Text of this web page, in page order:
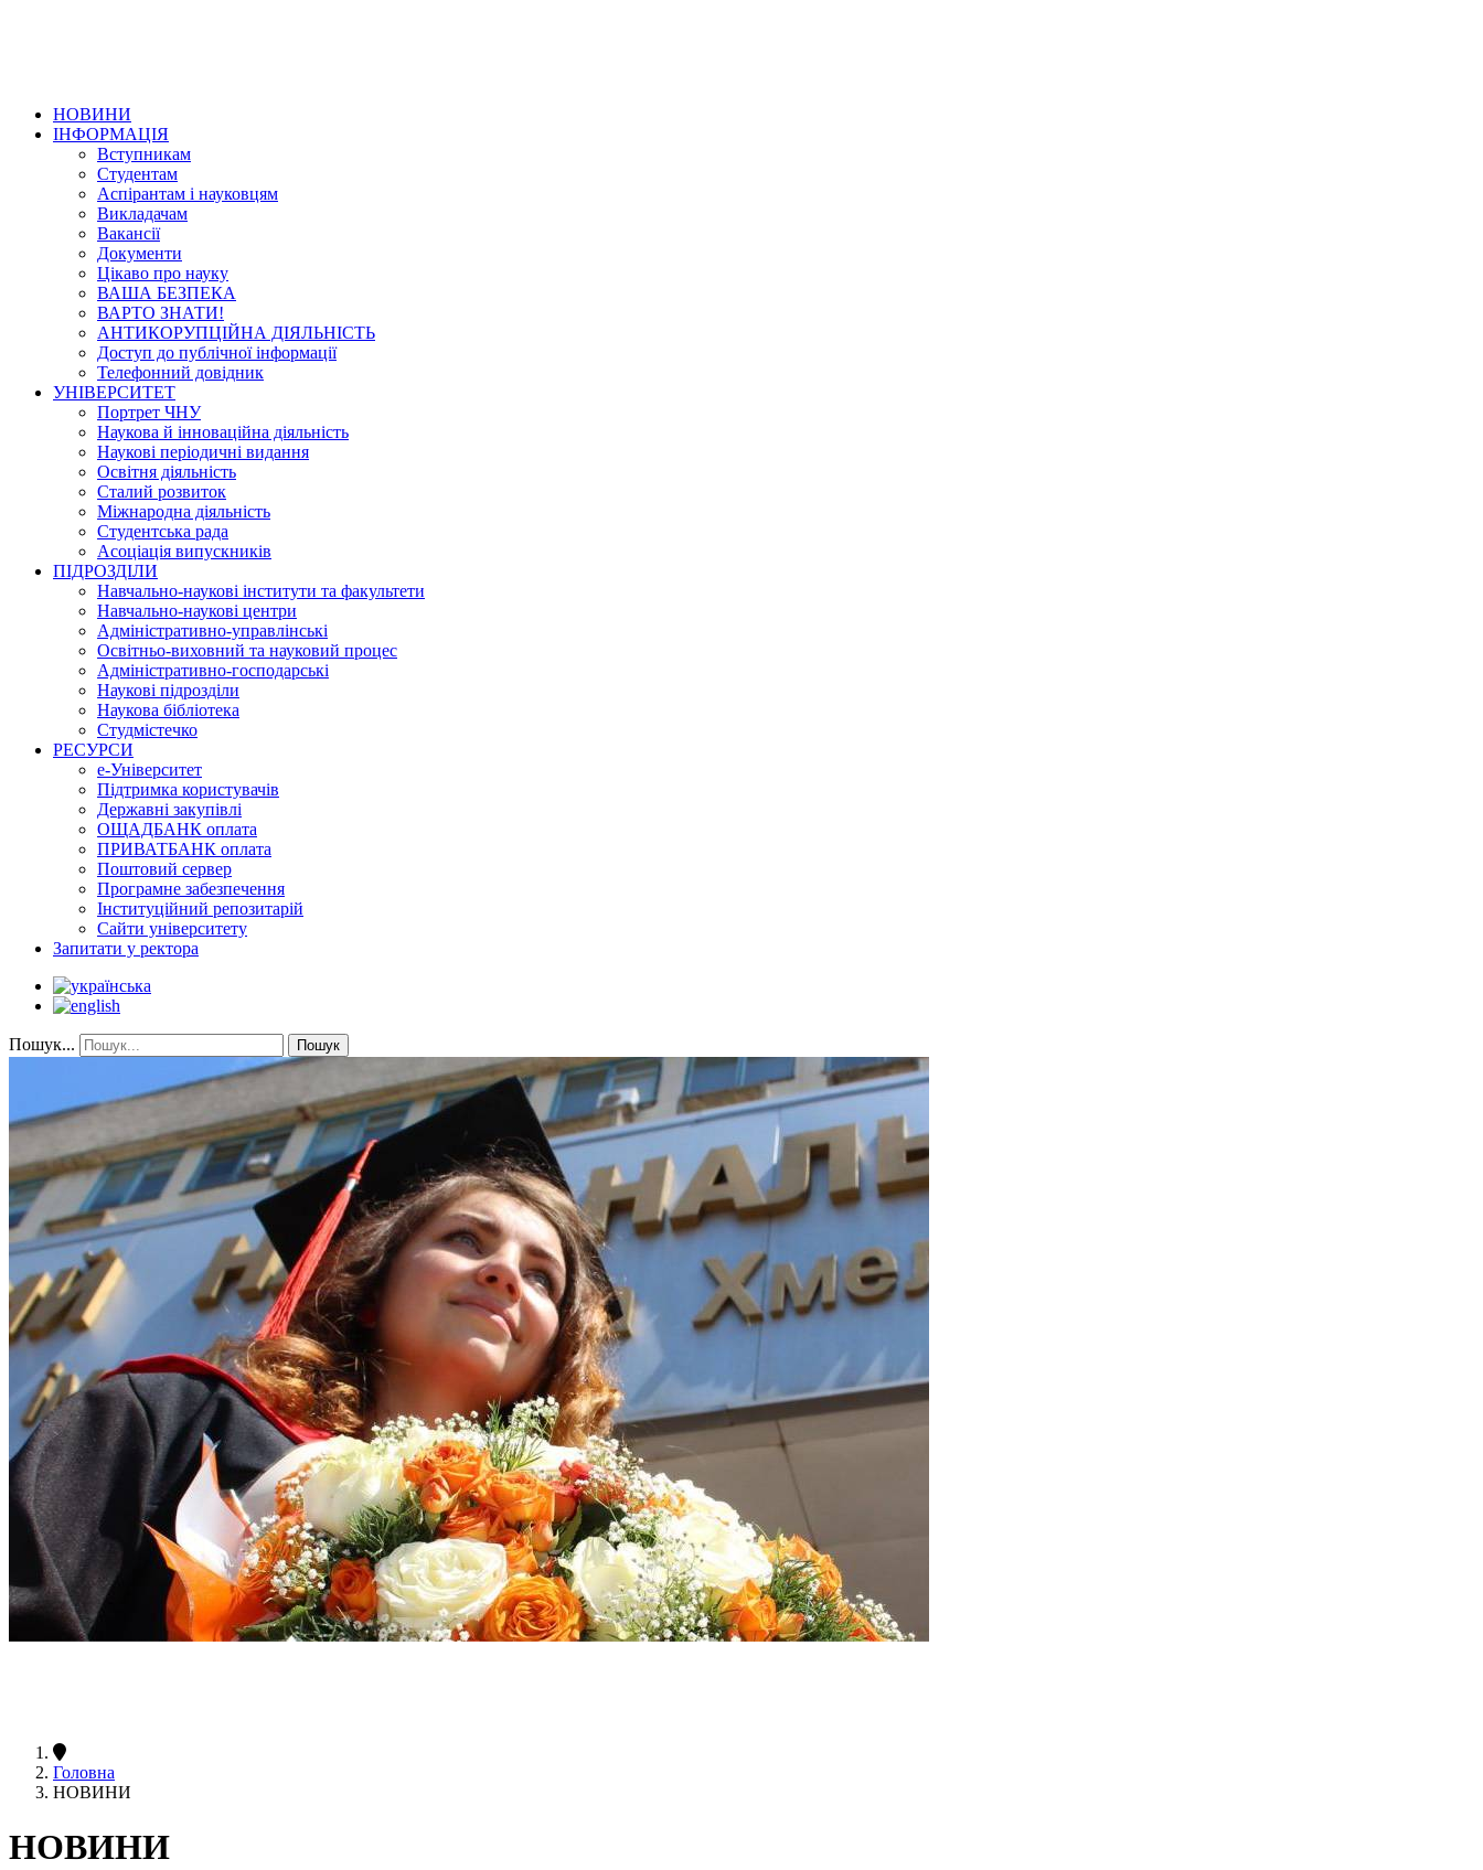
НОВИНИ
ІНФОРМАЦІЯ
Вступникам
Студентам
Аспірантам і науковцям
Викладачам
Вакансії
Документи
Цікаво про науку
ВАША БЕЗПЕКА
ВАРТО ЗНАТИ!
АНТИКОРУПЦІЙНА ДІЯЛЬНІСТЬ
Доступ до публічної інформації
Телефонний довідник
УНІВЕРСИТЕТ
Портрет ЧНУ
Наукова й інноваційна діяльність
Наукові періодичні видання
Освітня діяльність
Сталий розвиток
Міжнародна діяльність
Студентська рада
Асоціація випускників
ПІДРОЗДІЛИ
Навчально-наукові інститути та факультети
Навчально-наукові центри
Адміністративно-управлінські
Освітньо-виховний та науковий процес
Адміністративно-господарські
Наукові підрозділи
Наукова бібліотека
Студмістечко
РЕСУРСИ
е-Університет
Підтримка користувачів
Державні закупівлі
ОЩАДБАНК оплата
ПРИВАТБАНК оплата
Поштовий сервер
Програмне забезпечення
Інституційний репозитарій
Сайти університету
Запитати у ректора
Пошук... Пошук
Головна
НОВИНИ
НОВИНИ